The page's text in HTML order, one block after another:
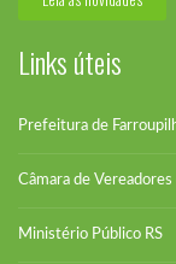
Links úteis
Prefeitura de
Câmara de
Ministério Público RS